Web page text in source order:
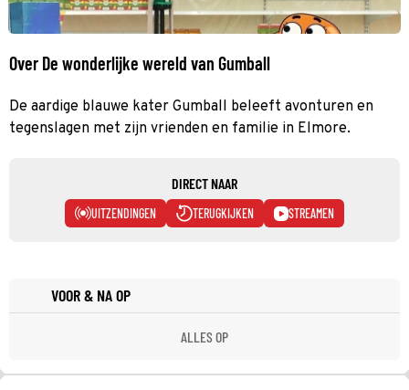
Over De wonderlijke wereld van Gumball
De aardige blauwe kater Gumball beleeft avonturen en
tegenslagen met zijn vrienden en familie in Elmore.
DIRECT NAAR
UITZENDINGEN TERUGKIJKEN STREAMEN
VOOR & NA OP
ALLES OP